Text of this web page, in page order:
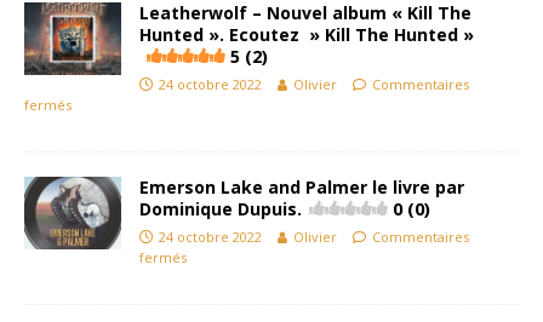
Leatherwolf – Nouvel album « Kill The
Hunted ». Ecoutez » Kill The Hunted »
5 (2)
24 octobre 2022 Olivier
Commentaires
fermés
Emerson Lake and Palmer le livre par
Dominique Dupuis.
0 (0)
24 octobre 2022 Olivier
Commentaires
fermés